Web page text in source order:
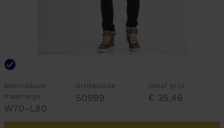
Beschikbare
maatrange
W70-L80
Artikelcode
50599
Vanaf prijs
€ 35,46